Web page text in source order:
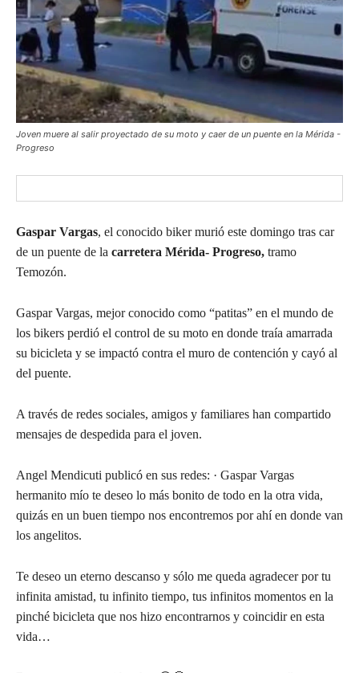
Joven muere al salir proyectado de su moto y caer de un puente en la Mérida -
Progreso
Gaspar Vargas, el conocido biker murió este domingo tras car
de un puente de la carretera Mérida- Progreso, tramo
Temozón.
Gaspar Vargas, mejor conocido como “patitas” en el mundo de
los bikers perdió el control de su moto en donde traía amarrada
su bicicleta y se impactó contra el muro de contención y cayó al
del puente.
A través de redes sociales, amigos y familiares han compartido
mensajes de despedida para el joven.
Angel Mendicuti publicó en sus redes: · Gaspar Vargas
hermanito mío te deseo lo más bonito de todo en la otra vida,
quizás en un buen tiempo nos encontremos por ahí en donde van
los angelitos.
Te deseo un eterno descanso y sólo me queda agradecer por tu
infinita amistad, tu infinito tiempo, tus infinitos momentos en la
pinché bicicleta que nos hizo encontrarnos y coincidir en esta
vida…